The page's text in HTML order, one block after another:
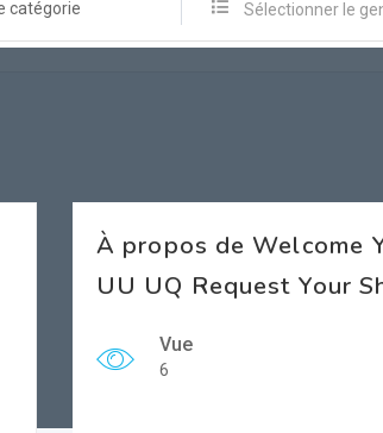
catégorie Sélectionner le
À propos de Welcome
UU UQ Request Your
Vue
6